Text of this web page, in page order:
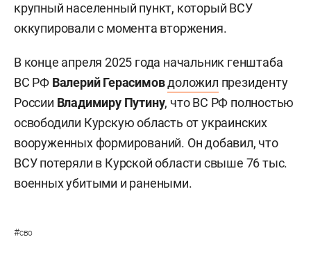
крупный населенный пункт, который ВСУ
оккупировали с момента вторжения.
В конце апреля 2025 года начальник генштаба
ВС РФ Валерий Герасимовдоложил президенту
России Владимиру Путину, что ВС РФ полностью
освободили Курскую область от украинских
вооруженных формирований. Он добавил, что
ВСУ потеряли в Курской области свыше 76 тыс.
военных убитыми и ранеными.
#сво